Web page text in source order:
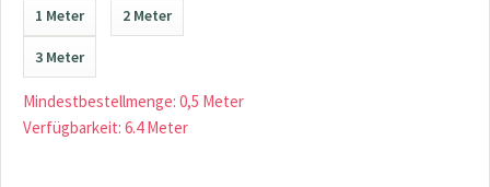
1 Meter 2 Meter
3 Meter
Mindestbestellmenge: 0,5 Meter
Verfügbarkeit: 6.4 Meter